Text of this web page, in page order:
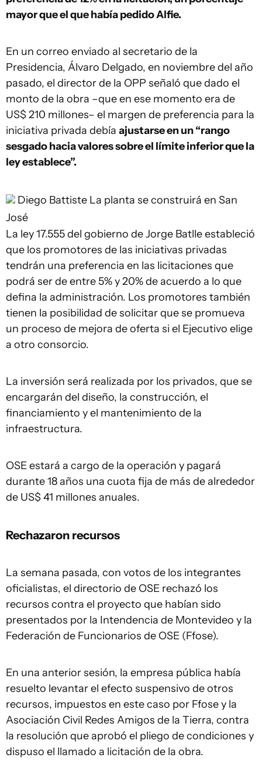
mayor que el que había pedido Alfie.
En un correo enviado al secretario de la
Presidencia, Álvaro Delgado, en noviembre del año
pasado, el director de la OPP señaló que dado el
monto de la obra –que en ese momento era de
US$ 210 millones– el margen de preferencia para la
iniciativa privada debía ajustarse en un “rango
sesgado hacia valores sobre el límite inferior que la
ley establece”.
Diego Battiste La planta se construirá en San
José
La ley 17.555 del gobierno de Jorge Batlle estableció
que los promotores de las iniciativas privadas
tendrán una preferencia en las licitaciones que
podrá ser de entre 5% y 20% de acuerdo a lo que
defina la administración. Los promotores también
tienen la posibilidad de solicitar que se promueva
un proceso de mejora de oferta si el Ejecutivo elige
a otro consorcio.
La inversión será realizada por los privados, que se
encargarán del diseño, la construcción, el
financiamiento y el mantenimiento de la
infraestructura.
OSE estará a cargo de la operación y pagará
durante 18 años una cuota fija de más de alrededor
de US$ 41 millones anuales.
Rechazaron recursos
La semana pasada, con votos de los integrantes
oficialistas, el directorio de OSE rechazó los
recursos contra el proyecto que habían sido
presentados por la Intendencia de Montevideo y la
Federación de Funcionarios de OSE (Ffose).
En una anterior sesión, la empresa pública había
resuelto levantar el efecto suspensivo de otros
recursos, impuestos en este caso por Ffose y la
Asociación Civil Redes Amigos de la Tierra, contra
la resolución que aprobó el pliego de condiciones y
dispuso el llamado a licitación de la obra.